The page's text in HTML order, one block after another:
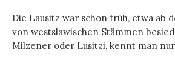
Die Lausitz war schon früh, etwa ab
von westslawischen Stämmen
Milzener oder Lusitzi, kennt man nur